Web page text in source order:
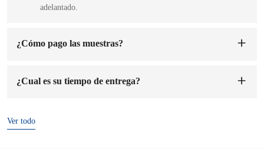
adelantado.
¿Cómo pago las muestras?
El tiempo de preparación de las muestras es de 1 a 7 días
¿Cual es su tiempo de entrega?
Ver todo